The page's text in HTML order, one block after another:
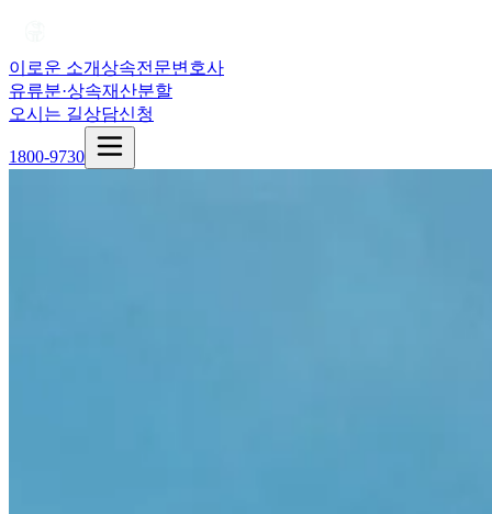
이로운 소개상속전문변호사
유류분·상속재산분할
오시는 길상담신청
1800-9730